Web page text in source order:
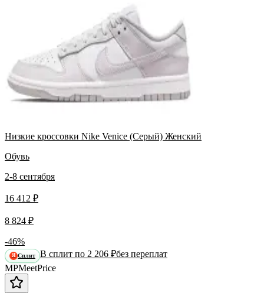
Низкие кроссовки Nike Venice (Серый) Женский
Обувь
2-8 сентября
16 412 ₽
8 824 ₽
-46%
Я Сплит В сплит по 2 206 ₽без переплат
MPMeetPrice